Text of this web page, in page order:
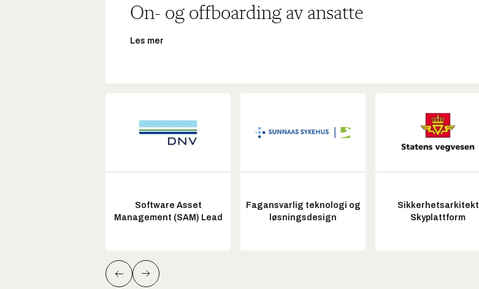
On- og offboarding av ansatte
Les mer
Software Asset
Management (SAM) Lead
Fagansvarlig teknologi og
løsningsdesign
Sikkerhetsarkitekt
Skyplattform